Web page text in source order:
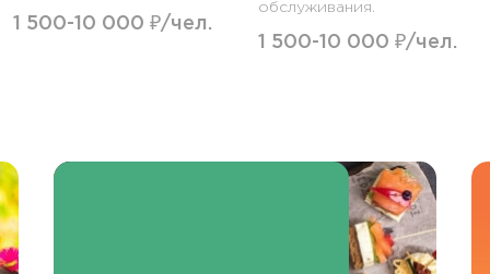
1 500-10 000 ₽/чел.
обслуживания.
1 500-10 000 ₽/чел.